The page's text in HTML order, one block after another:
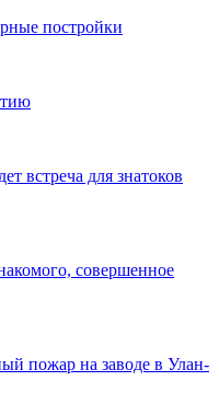
постройки
встреча для знатоков
совершенное
пожар на заводе в Улан-